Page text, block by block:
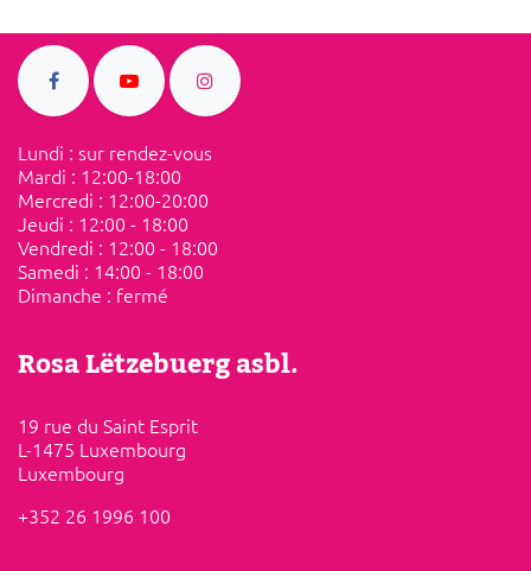
Lundi : sur rendez-vous
Mardi : ​12:00-18:00
Mercredi : 12:00-20:00
Jeudi : 12:00 - 18:00
Vendredi :​ ​12:00 - 18:00
Samedi​ :​ ​14:00 - 18:00
Dimanche : ​fermé
Rosa Lëtzebuerg asbl.
19 rue du Saint Esprit
L-1475 Luxembourg
Luxembourg
+352 26 1996 100